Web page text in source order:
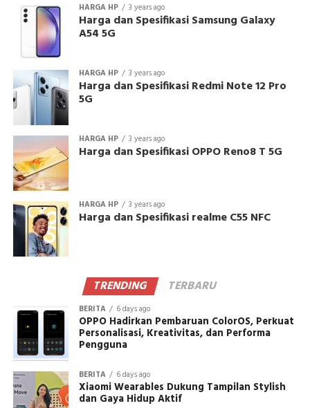
HARGA HP 3 years ago
Harga dan Spesifikasi Samsung Galaxy
A54 5G
HARGA HP 3 years ago
Harga dan Spesifikasi Redmi Note 12 Pro
5G
HARGA HP 3 years ago
Harga dan Spesifikasi OPPO Reno8 T 5G
HARGA HP 3 years ago
Harga dan Spesifikasi realme C55 NFC
TRENDING TERBARU
BERITA 6 days ago
OPPO Hadirkan Pembaruan ColorOS, Perkuat
Personalisasi, Kreativitas, dan Performa
Pengguna
BERITA 6 days ago
Xiaomi Wearables Dukung Tampilan Stylish
dan Gaya Hidup Aktif